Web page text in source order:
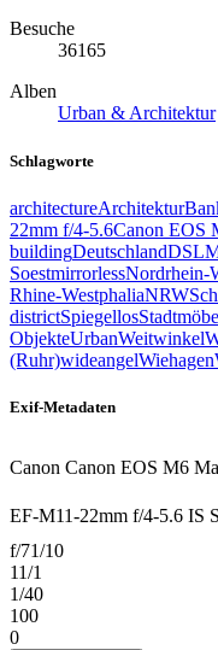
Besuche
36165
Alben
Urban & Architektur
Schlagworte
architectureArchitektur
22mm f/4-5.6Canon EOS
buildingDeutschland
SoestmirrorlessNordrhein-
Rhine‑WestphaliaNRW
districtSpiegellos
ObjekteUrbanWeitwinkel
(Ruhr)wideangelWiehagen
Exif-Metadaten
Canon Canon EOS M6
EF-M11-22mm f/4-5.6 IS
f/71/10
11/1
1/40
100
0